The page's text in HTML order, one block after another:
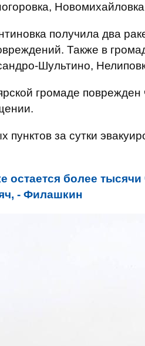
получила два
Также в
Шультино,
громаде
за сутки
остается более
- Филашкин